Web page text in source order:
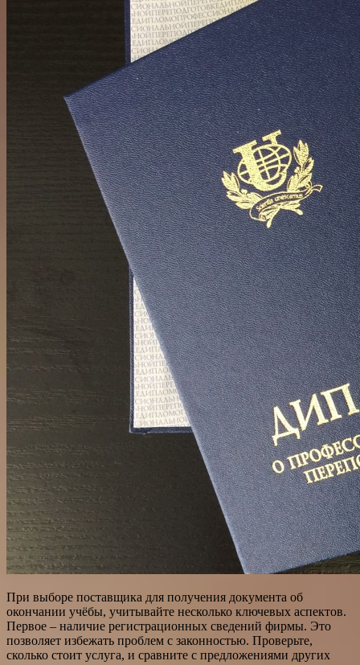
При выборе поставщика для получения документа об
окончании учёбы, учитывайте несколько ключевых аспектов.
Первое – наличие регистрационных сведений фирмы. Это
позволяет избежать проблем с законностью. Проверьте,
сколько стоит услуга, и сравните с предложениями других